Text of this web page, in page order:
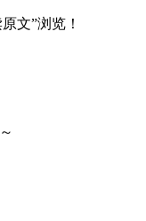
文”浏览！